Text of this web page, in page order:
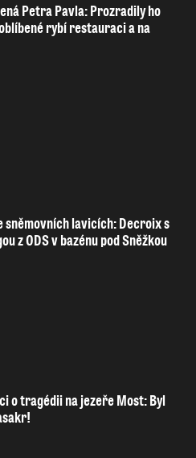
Petra Pavla: Prozradily ho
rybí restauraci a na
sněmovních lavicích: Decroix s
z ODS v bazénu pod Sněžkou
o tragédii na jezeře Most: Byl